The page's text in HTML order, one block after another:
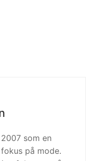
som en
på mode.